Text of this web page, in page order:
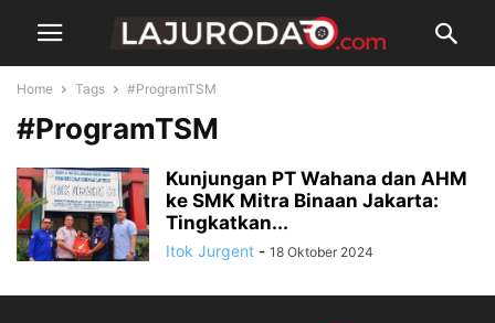
Home Tags #ProgramTSM
#ProgramTSM
Kunjungan PT Wahana dan AHM
ke SMK Mitra Binaan Jakarta:
Tingkatkan...
Itok Jurgent - 18 Oktober 2024